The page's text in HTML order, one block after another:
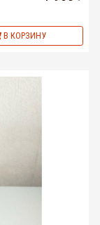
В КОРЗИНУ